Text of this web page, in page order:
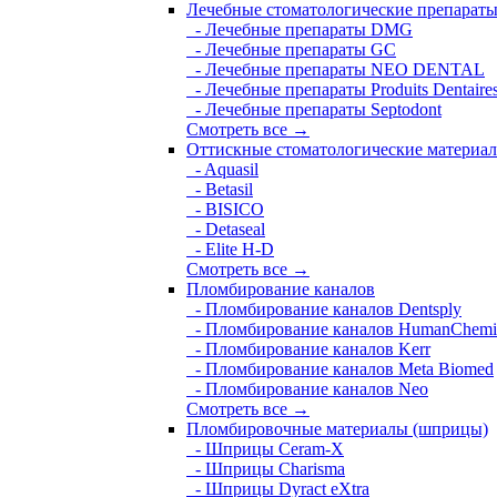
Лечебные стоматологические препараты
- Лечебные препараты DMG
- Лечебные препараты GC
- Лечебные препараты NEO DENTAL
- Лечебные препараты Produits
- Лечебные препараты Septodont
Смотреть все →
Оттискные стоматологические
- Aquasil
- Betasil
- BISICO
- Detaseal
- Elite H-D
Смотреть все →
Пломбирование каналов
- Пломбирование каналов Dentsply
- Пломбирование каналов
- Пломбирование каналов Kerr
- Пломбирование каналов Meta Biomed
- Пломбирование каналов Neo
Смотреть все →
Пломбировочные материалы (шприцы)
- Шприцы Ceram-X
- Шприцы Charisma
- Шприцы Dyract eXtra